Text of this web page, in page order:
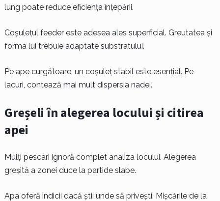
lung poate reduce eficiența înțepării.
Coșulețul feeder este adesea ales superficial. Greutatea și
forma lui trebuie adaptate substratului.
Pe ape curgătoare, un coșuleț stabil este esențial. Pe
lacuri, contează mai mult dispersia nadei.
Greșeli în alegerea locului și citirea
apei
Mulți pescari ignoră complet analiza locului. Alegerea
greșită a zonei duce la partide slabe.
Apa oferă indicii dacă știi unde să privești. Mișcările de la